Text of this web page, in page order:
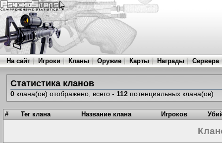
На сайт Игроки Кланы Оружие Карты Награды Сервера
Статистика кланов
0клана(ов) отображено, всего - 112потенциальных клана(ов)
# Тег клана Название клана Игроков